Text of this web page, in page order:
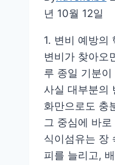
년 10월 12일
1. 변비 예방의
변비가 찾아오
루 종일 기분
사실 대부분의
화만으로도 충
그 중심에 바로
식이섬유는 장
피를 늘리고,